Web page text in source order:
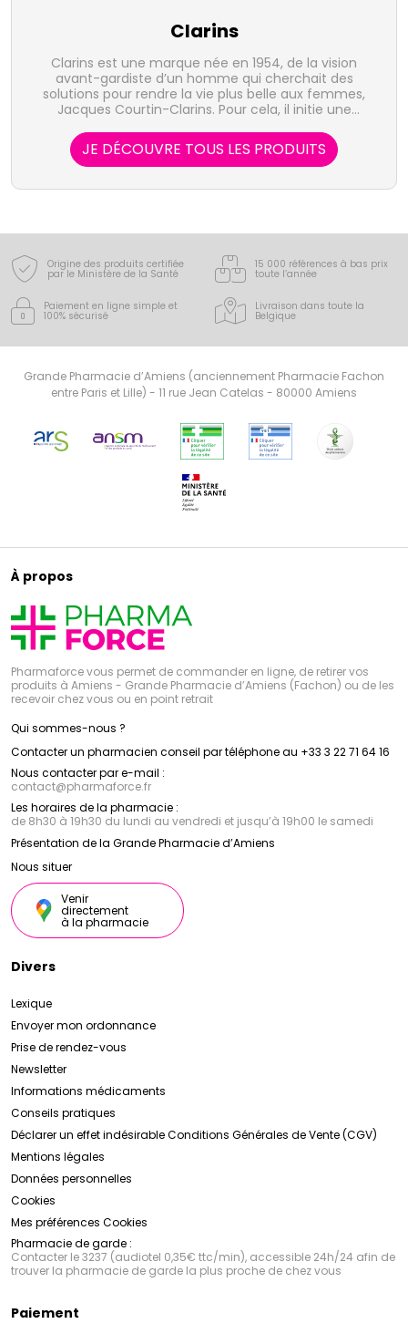
Clarins
Clarins est une marque née en 1954, de la vision
avant-gardiste d’un homme qui cherchait des
solutions pour rendre la vie plus belle aux femmes,
Jacques Courtin-Clarins. Pour cela, il initie une
guidée par la bio-inspiration : s’inspirer du meilleur de
la nature pour innover durablement. La recherche
Clarins mobilise toutes les ressources de la science
pour déceler les propriétés cosmétiques des actifs
composition de ses formules, Clarins possède son
création d’extraits de plantes.
JE DÉCOUVRE TOUS LES PRODUITS
Origine des produits certifiée
par le Ministère de la Santé
15 000 références à bas prix
toute l’année
Paiement en ligne simple et
100% sécurisé
Livraison dans toute la
Belgique
Grande Pharmacie d’Amiens (anciennement Pharmacie Fachon
entre Paris et Lille) - 11 rue Jean Catelas - 80000 Amiens
À propos
Pharmaforce vous permet de commander en ligne, de retirer vos
produits à Amiens - Grande Pharmacie d’Amiens (Fachon) ou de les
recevoir chez vous ou en point retrait
Qui sommes-nous ?
Contacter un pharmacien conseil par téléphone au +33 3 22 71 64 16
Nous contacter par e-mail :
contact@pharmaforce.fr
Les horaires de la pharmacie :
de 8h30 à 19h30 du lundi au vendredi et jusqu’à 19h00 le samedi
Présentation de la Grande Pharmacie d’Amiens
Nous situer
Venir
directement
à la pharmacie
Divers
Lexique
Envoyer mon ordonnance
Prise de rendez-vous
Newsletter
Informations médicaments
Conseils pratiques
Déclarer un effet indésirableConditions Générales de Vente (CGV)
Mentions légales
Données personnelles
Cookies
Mes préférences Cookies
Pharmacie de garde :
Contacter le 3237 (audiotel 0,35€ ttc/min), accessible 24h/24 afin de
trouver la pharmacie de garde la plus proche de chez vous
Paiement